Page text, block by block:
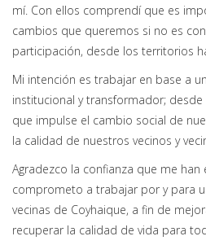
mí. Con ellos comprendí que es
cambios que queremos si no es
participación, desde los territorios
Mi intención es trabajar en base a
institucional y transformador;
que impulse el cambio social de
la calidad de nuestros vecinos y
Agradezco la confianza que me han
comprometo a trabajar por y para
vecinas de Coyhaique, a fin de
recuperar la calidad de vida para